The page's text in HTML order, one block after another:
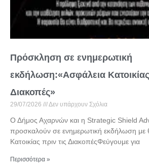
Πρόσκληση σε ενημερωτική
εκδήλωση:«Ασφάλεια Κατοικίας
Διακοπές»
29/07/2026 Δεν υπάρχουν Σχόλια
Ο Δήμος Αχαρνών και η Strategic Shield
προσκαλούν σε ενημερωτική εκδήλωση με
Κατοικίας πριν τις ΔιακοπέςΦεύγουμε για
Περισσότερα »